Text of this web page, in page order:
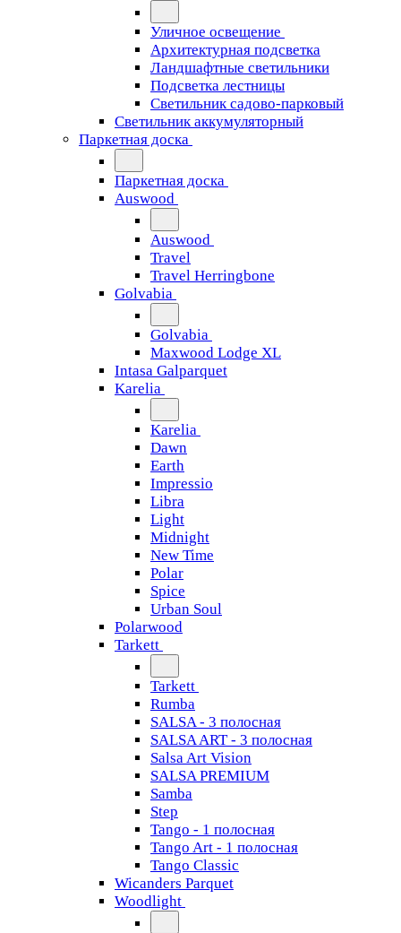
Уличное освещение
Архитектурная подсветка
Ландшафтные светильники
Подсветка лестницы
Светильник садово-парковый
Светильник аккумуляторный
Паркетная доска
Паркетная доска
Auswood
Auswood
Travel
Travel Herringbone
Golvabia
Golvabia
Maxwood Lodge XL
Intasa Galparquet
Karelia
Karelia
Dawn
Earth
Impressio
Libra
Light
Midnight
New Time
Polar
Spice
Urban Soul
Polarwood
Tarkett
Tarkett
Rumba
SALSA - 3 полосная
SALSA ART - 3 полосная
Salsa Art Vision
SALSA PREMIUM
Samba
Step
Tango - 1 полосная
Tango Art - 1 полосная
Tango Classiс
Wicanders Parquet
Woodlight